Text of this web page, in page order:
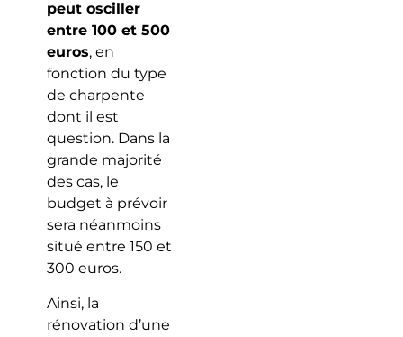
peut osciller
entre 100 et 500
euros, en
fonction du type
de charpente
dont il est
question. Dans la
grande majorité
des cas, le
budget à prévoir
sera néanmoins
situé entre 150 et
300 euros.
Ainsi, la
rénovation d’une